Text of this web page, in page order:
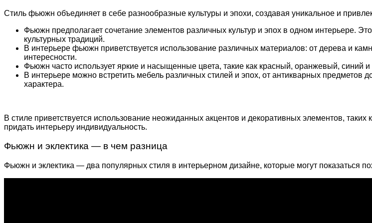
Стиль фьюжн объединяет в себе разнообразные культуры и эпохи, создавая уникальное и
Фьюжн предполагает сочетание элементов различных культур и эпох в одном интерьере.
культурных традиций.
В интерьере фьюжн приветствуется использование различных материалов: от дерева и
интересности.
Фьюжн часто использует яркие и насыщенные цвета, такие как красный, оранжевый, синий и
В интерьере можно встретить мебель различных стилей и эпох, от антикварных предметов
характера.
В стиле приветствуется использование неожиданных акцентов и декоративных элементов,
придать интерьеру индивидуальность.
Фьюжн и эклектика — в чем разница
Фьюжн и эклектика — два популярных стиля в интерьерном дизайне, которые могут показаться